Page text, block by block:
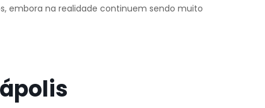
embora na realidade continuem sendo muito